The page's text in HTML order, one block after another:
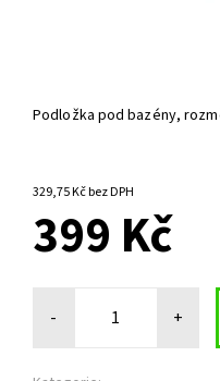
Podložka pod bazény,
329,75 Kč bez DPH
399 Kč
- +